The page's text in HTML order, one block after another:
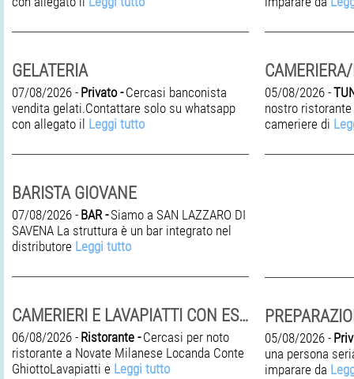
GELATERIA
07/08/2026 - Privato - Cercasi banconista
vendita gelati.Contattare solo su whatsapp
con allegato il Leggi tutto
BARISTA GIOVANE
07/08/2026 - BAR -Siamo a SAN LAZZARO DI
SAVENA La struttura è un bar integrato nel
distributore Leggi tutto
CAMERIERI E LAVAPIATTI CON ESPERIENZA
06/08/2026 - Ristorante - Cercasi per noto
ristorante a Novate Milanese Locanda Conte
GhiottoLavapiatti e Leggi tutto
05/08/2026 -
nostro
cameriere di
05/08/2026 -
una persona
imparare da